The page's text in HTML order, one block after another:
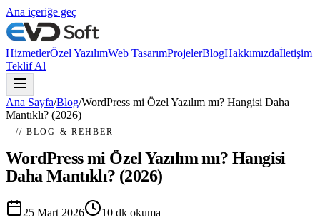
Ana içeriğe geç
HizmetlerÖzel YazılımWeb TasarımProjelerBlogHakkımızdaİletişim
Teklif Al
Ana Sayfa/Blog/WordPress mi Özel Yazılım mı? Hangisi Daha
Mantıklı? (2026)
// BLOG & REHBER
WordPress mi Özel Yazılım mı? Hangisi
Daha Mantıklı? (2026)
25 Mart 2026 10 dk okuma